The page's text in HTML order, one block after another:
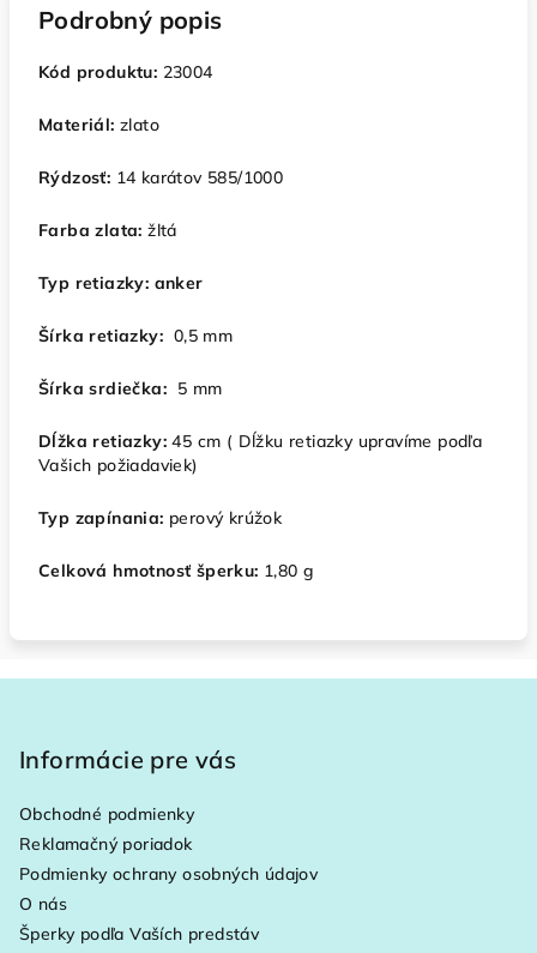
Podrobný popis
Kód produktu: 23004
Materiál: zlato
Rýdzosť: 14 karátov 585/1000
Farba zlata: žltá
Typ retiazky: anker
Šírka retiazky: 0,5 mm
Šírka srdiečka: 5 mm
Dĺžka retiazky:45 cm ( Dĺžku retiazky upravíme podľa
Vašich požiadaviek)
Typ zapínania: perový krúžok
Celková hmotnosť šperku: 1,80 g
Informácie pre vás
Obchodné podmienky
Reklamačný poriadok
Podmienky ochrany osobných údajov
O nás
Šperky podľa Vaších predstáv